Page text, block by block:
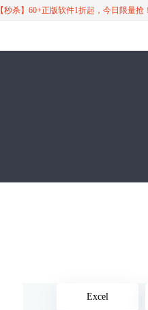
【秒杀】60+正版软件1折起，今日限量抢！
Excel